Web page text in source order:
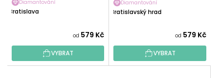
Diamantování
Bratislava
od 579 Kč
VYBRAT
Diamantování
Bratislavský hrad
od 579 Kč
VYBRAT